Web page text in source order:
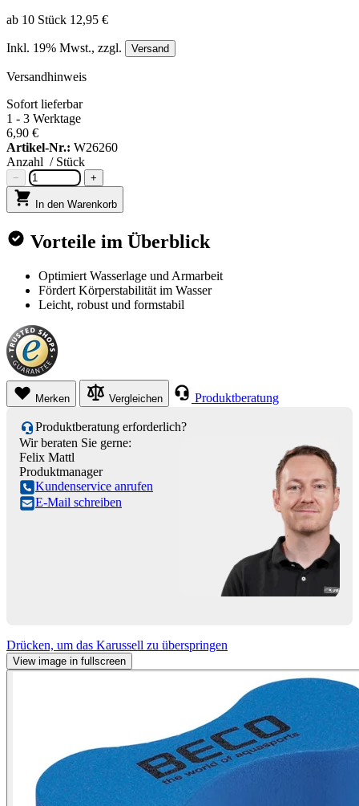
ab 10 Stück 12,95 €
Inkl. 19% Mwst., zzgl. Versand
Versandhinweis
Sofort lieferbar
1 - 3 Werktage
6,90 €
Artikel-Nr.: W26260
Anzahl / Stück
− +
In den Warenkorb
Vorteile im Überblick
Optimiert Wasserlage und Armarbeit
Fördert Körperstabilität im Wasser
Leicht, robust und formstabil
Merken Vergleichen Produktberatung
Produktberatung erforderlich?
Wir beraten Sie gerne:
Felix Mattl
Produktmanager
Kundenservice anrufen
E-Mail schreiben
Drücken, um das Karussell zu überspringen
View image in fullscreen